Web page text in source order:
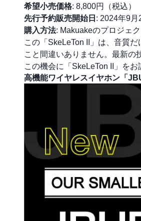
希望小売価格: 8,800円（税込）
先行予約販売開始日 : 2024年9月
購入方法: Makuakeのプロジェ
この「SkeLeTon II」は、音質
こと間違いありません。最新の
この機会に「SkeLeTon II」をお
高機能ワイヤレスイヤホン「